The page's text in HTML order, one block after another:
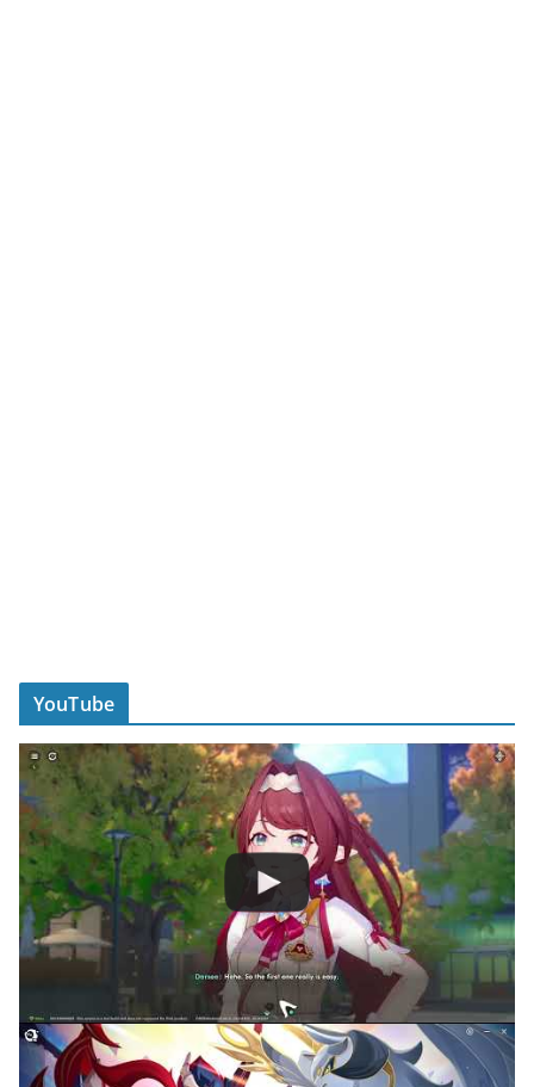
YouTube